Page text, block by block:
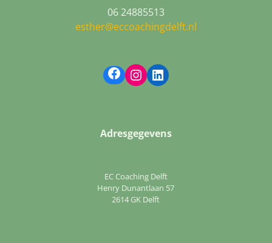
06 24885513
esther@eccoachingdelft.nl
Facebook
Instagram
LinkedIn
Adresgegevens
EC Coaching Delft
Henry Dunantlaan 57
2614 GK Delft